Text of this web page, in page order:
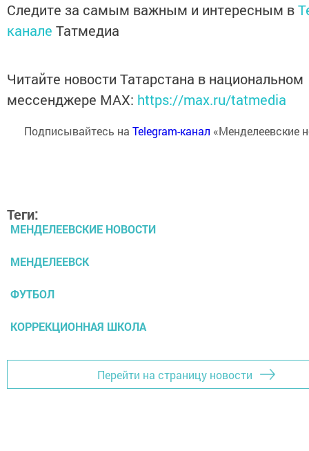
Следите за самым важным и интересным в
канале Татмедиа
Читайте новости Татарстана в национальном
мессенджере MАХ: https://max.ru/tatmedia
Подписывайтесь на Telegram-канал «Менделеевские
Теги:
МЕНДЕЛЕЕВСКИЕ НОВОСТИ
МЕНДЕЛЕЕВСК
ФУТБОЛ
КОРРЕКЦИОННАЯ ШКОЛА
Перейти на страницу новости